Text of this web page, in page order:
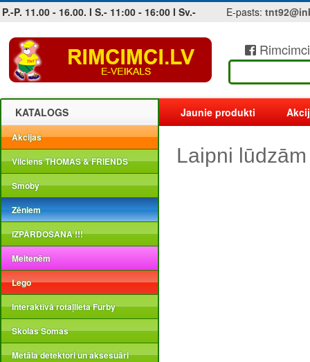
P.-P. 11.00 - 16.00. I S.- 11:00 - 16:00 I Sv.- E-pasts:
Jobs at sea and maritime vacancies
KATALOGS
Akcijas
Vilciens THOMAS & FRIENDS
Smoby
Zēniem
IZPĀRDOŠANA !!!
Meitenēm
Lego
Interaktīvā rotaļlieta Furby
Skolas Somas
Metāla detektori un aksesuāri
Jaunie produkti
Laipni